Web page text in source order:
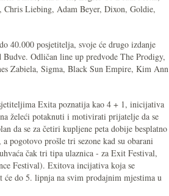
Liebing, Adam Beyer, Dixon, Goldie,
40.000 posjetitelja, svoje će drugo izdanje
Odličan line up predvode The Prodigy,
Zabiela, Sigma, Black Sun Empire, Kim Ann
Exita poznatija kao 4 + 1, inicijativa
želeći potaknuti i motivirati prijatelje da se
da se za četiri kupljene peta dobije besplatno
pogotovo prošle tri sezone kad su obarani
čak tri tipa ulaznica - za Exit Festival,
Festival). Exitova incijativa koja se
do 5. lipnja na svim prodajnim mjestima u